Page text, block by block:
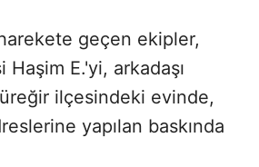
geçen ekipler,
E.'yi, arkadaşı
ilçesindeki evinde,
yapılan baskında